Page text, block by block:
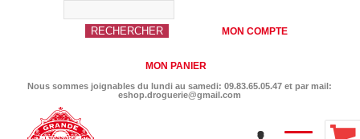
MON COMPTE
MON PANIER
Nous sommes joignables du lundi au samedi: 09.83.65.05.47 et par mail:
eshop.droguerie@gmail.com